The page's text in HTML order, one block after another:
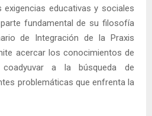
exigencias educativas y sociales
fundamental de su filosofía
de Integración de la Praxis
acercar los conocimientos de
a la búsqueda de
problemáticas que enfrenta la